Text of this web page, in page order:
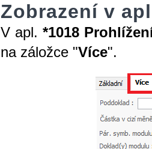
Zobrazení v
V apl.*1018
na záložce "Více".